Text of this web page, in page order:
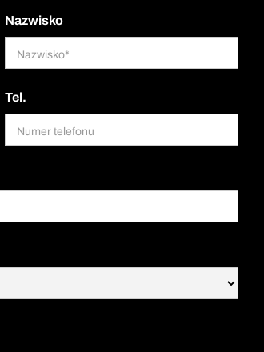
Nazwisko
Tel.